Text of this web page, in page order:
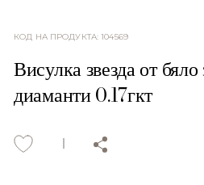
КОД НА ПРОДУКТА:104569
Висулка звезда от
диаманти 0.17гкт